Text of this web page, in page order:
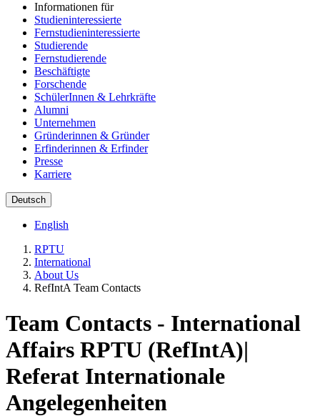
Informationen für
Studieninteressierte
Fernstudieninteressierte
Studierende
Fernstudierende
Beschäftigte
Forschende
SchülerInnen & Lehrkräfte
Alumni
Unternehmen
Gründerinnen & Gründer
Erfinderinnen & Erfinder
Presse
Karriere
Deutsch
English
RPTU
International
About Us
RefIntA Team Contacts
Team Contacts - International
Affairs RPTU (RefIntA)|
Referat Internationale
Angelegenheiten